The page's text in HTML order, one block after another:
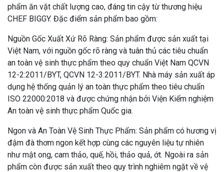
phẩm ăn vặt chất lượng cao, đáng tin cậy từ thương hiệu
CHEF BIGGY. Đặc điểm sản phẩm bao gồm:
Nguồn Gốc Xuất Xứ Rõ Ràng: Sản phẩm được sản xuất tại
Việt Nam, với nguồn gốc rõ ràng và tuân thủ các tiêu chuẩn
an toàn vệ sinh thực phẩm theo quy chuẩn Việt Nam QCVN
12-2:2011/BYT, QCVN 12-3:2011/BYT. Nhà máy sản xuất áp
dụng hệ thống quản lý an toàn thực phẩm theo tiêu chuẩn
ISO 22000:2018 và được chứng nhận bởi Viện Kiểm nghiệm
An toàn vệ sinh thực phẩm Quốc gia.
Ngon và An Toàn Vệ Sinh Thực Phẩm: Sản phẩm có hương vị
đậm đà thơm ngon kết hợp cùng các nguyên liệu tự nhiên
như mật ong, cam thảo, quế, hồi, thảo quả, ớt. Ngoài ra sản
phẩm còn được sản xuất theo quy trình nghiêm ngặt về vệ